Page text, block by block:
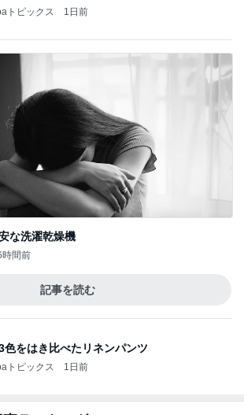
トピックス 1日前
な洗濯乾燥機
時間前
記事を読む
色をはき比べたリネンパンツ
トピックス 1日前